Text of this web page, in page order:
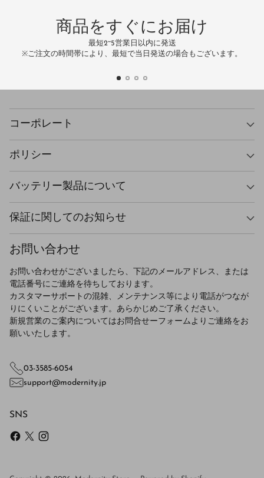
商品をすぐにお届け
最短2~5営業日以内に発送
※ご注文の時間帯により、最短で当日発送の場合もございます。
コーポレート
ポリシー
バッテリー製品について
保証に関してのお知らせ
お問い合わせ
お問い合わせがございましたら、下記のメールアドレス、または
電話番号にご連絡を待ちしております。
カスタマーサポートの混雑、メンテナンス等により電話がつなが
りにくいことがございます。あらかじめご了承ください。
新規営業のご案内についてはお問合せーフォームよりご連絡をお
願いいたします。
03-3585-6054
support@modernity.jp
SNS